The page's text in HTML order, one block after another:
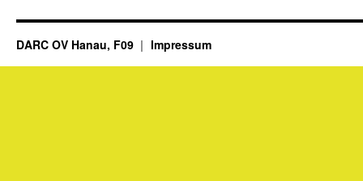
DARC OV Hanau, F09 Impressum